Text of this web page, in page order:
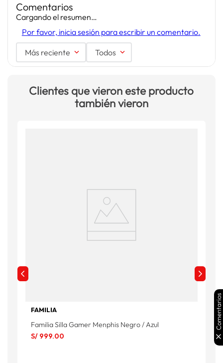
Comentarios
Cargando el resumen…
Por favor, inicia sesión para escribir un comentario.
Más reciente Todos
Clientes que vieron este producto
también vieron
FAMILIA
Familia Silla Gamer Menphis Negro / Azul
S/ 999.00
Comentarios